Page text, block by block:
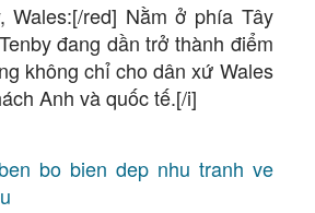
Wales:[/red] Nằm ở phía Tây
đang dần trở thành điểm
không chỉ cho dân xứ Wales
Anh và quốc tế.[/i]